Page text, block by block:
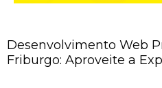
Desenvolvimento Web
Friburgo: Aproveite a